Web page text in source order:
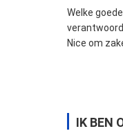
Welke
Nice om
IK BEN